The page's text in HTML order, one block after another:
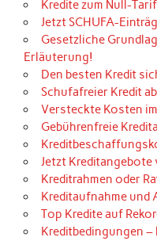
Kredite zum Null-
Jetzt SCHUFA-
Gesetzliche
Erläuterung!
Den besten Kredit
Schufafreier Kredit
Versteckte Kosten
Gebührenfreie
Jetzt Kreditangebote
Kreditrahmen oder
Kreditaufnahme und
Top Kredite auf
Kreditbedingungen